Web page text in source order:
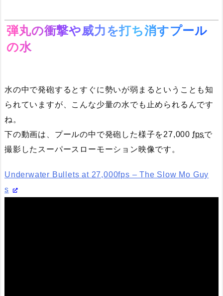
弾丸の衝撃や威力を打ち消すプール
の水
水の中で発砲するとすぐに勢いが弱まるということも知
られていますが、こんな少量の水でも止められるんです
ね。
下の動画は、プールの中で発砲した様子を27,000 fpsで
撮影したスーパースローモーション映像です。
Underwater Bullets at 27,000fps – The Slow Mo Guy
s